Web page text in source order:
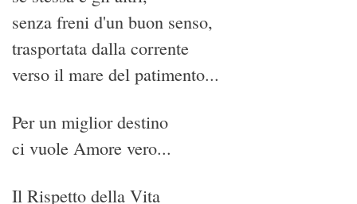
senza freni d'un buon senso,
trasportata dalla corrente
verso il mare del patimento...
Per un miglior destino
ci vuole Amore vero...
Il Rispetto della Vita